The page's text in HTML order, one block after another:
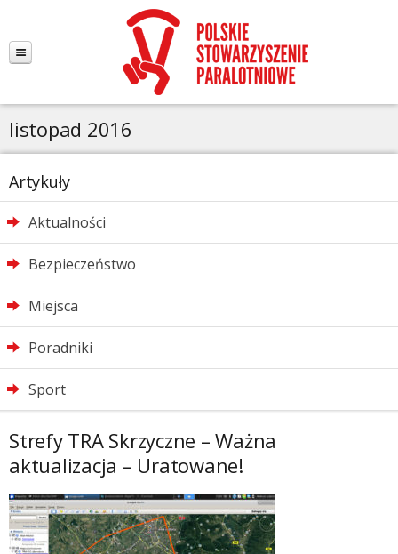
listopad 2016
Artykuły
Aktualności
Bezpieczeństwo
Miejsca
Poradniki
Sport
Strefy TRA Skrzyczne – Ważna
aktualizacja – Uratowane!